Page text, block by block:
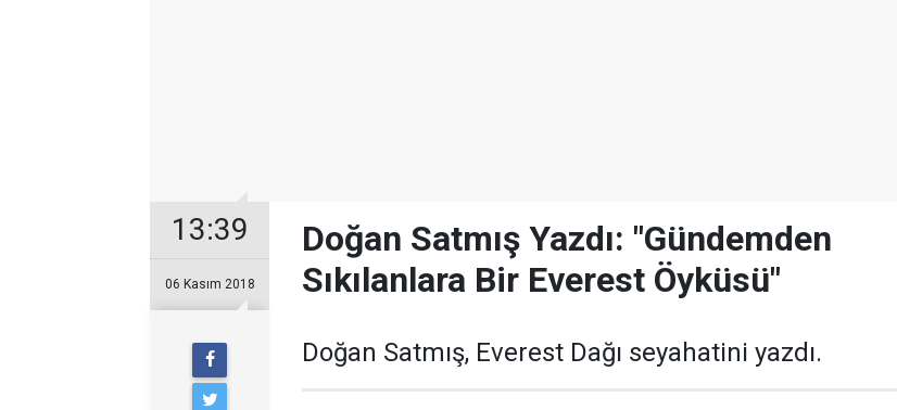
13:39
06 Kasım 2018
Doğan Satmış Yazdı: "Gündemden
Sıkılanlara Bir Everest Öyküsü"
Doğan Satmış, Everest Dağı seyahatini yazdı.